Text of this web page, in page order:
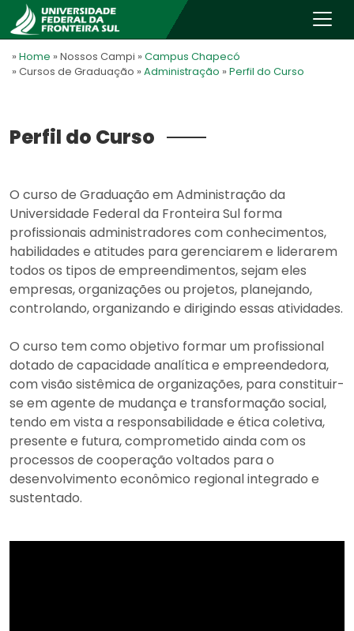
» Home » Nossos Campi » Campus Chapecó
» Cursos de Graduação » Administração » Perfil do Curso
Perfil do Curso
O curso de Graduação em Administração da
Universidade Federal da Fronteira Sul forma
profissionais administradores com conhecimentos,
habilidades e atitudes para gerenciarem e liderarem
todos os tipos de empreendimentos, sejam eles
empresas, organizações ou projetos, planejando,
controlando, organizando e dirigindo essas atividades.
O curso tem como objetivo formar um profissional
dotado de capacidade analítica e empreendedora,
com visão sistêmica de organizações, para constituir-
se em agente de mudança e transformação social,
tendo em vista a responsabilidade e ética coletiva,
presente e futura, comprometido ainda com os
processos de cooperação voltados para o
desenvolvimento econômico regional integrado e
sustentado.